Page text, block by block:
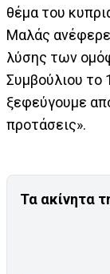
θέμα του
Μαλάς ανέφερε
λύσης των
Συμβούλιου το
ξεφεύγουμε
προτάσεις».
Τα ακίνητα